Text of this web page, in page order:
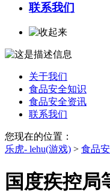
联系我们
关于我们
食品安全知识
食品安全资讯
联系我们
您现在的位置：
乐虎- lehu(游戏) > 食品
国度疾控局